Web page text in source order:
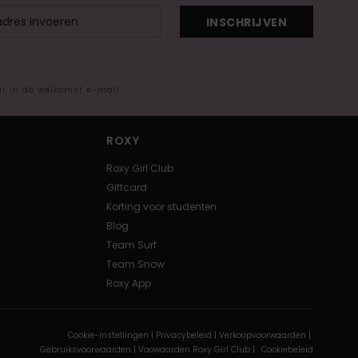
INSCHRIJVEN
in de welkomst e-mail
ROXY
Roxy Girl Club
Giftcard
Korting voor studenten
Blog
Team Surf
Team Snow
Roxy App
Cookie-instellingen | Privacybeleid | Verkoopvoorwaarden |
Gebruiksvoorwaarden | Voowaarden Roxy Girl Club | Cookiebeleid